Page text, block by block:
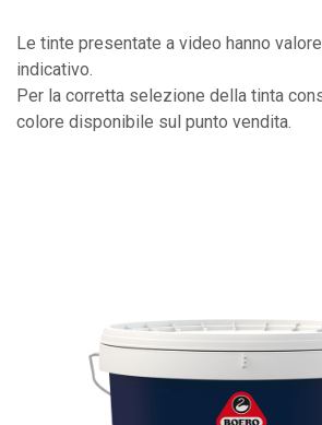
Le tinte presentate a video hanno
indicativo.
Per la corretta selezione della tinta
colore disponibile sul punto vendita.